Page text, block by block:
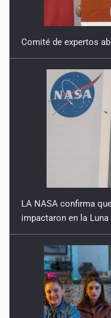
Comité de expertos
LA NASA confirma
impactaron en la Luna